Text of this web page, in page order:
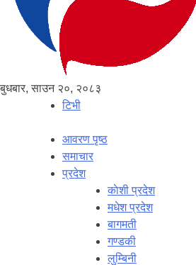
बुधबार, साउन २०, २०८३
टिभी
आवरण पृष्‍ठ
समाचार
प्रदेश
काेशी प्रदेश
मधेश प्रदेश
बागमती
गण्डकी
लुम्बिनी